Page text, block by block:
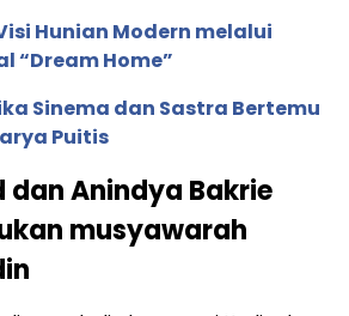
Hunian Modern melalui
“Dream Home”
Sinema dan Sastra Bertemu
Puitis
dan Anindya Bakrie
musyawarah